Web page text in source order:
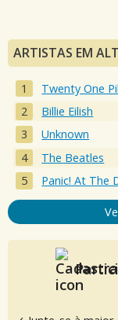
ARTISTAS EM
Twenty One
Billie Eilish
Unknown
The Beatles
Panic! At The